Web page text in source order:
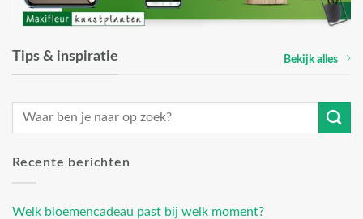
Tips & inspiratie Bekijk alles
Recente berichten
Welk bloemencadeau past bij welk moment?